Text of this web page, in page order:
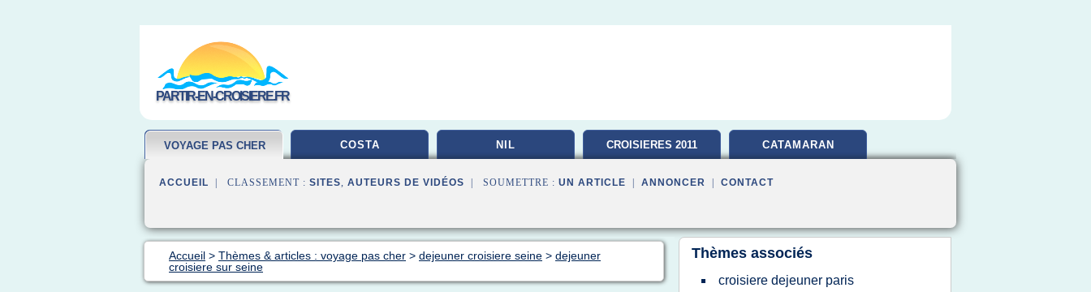
PARTIR-EN-CROISIERE.FR
VOYAGE PAS CHER COSTA NIL CROISIERES 2011 CATAMARAN
ACCUEIL | CLASSEMENT : SITES, AUTEURS DE VIDÉOS | SOUMETTRE : UN ARTICLE ANNONCER CONTACT
Accueil > Thèmes & articles : voyage pas cher > dejeuner croisiere seine > dejeuner
croisiere sur seine
Thèmes associés
croisiere dejeuner paris